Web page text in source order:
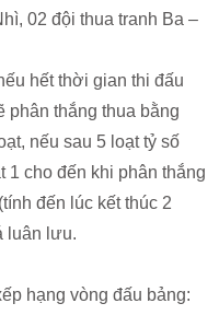
02 đội thua tranh Ba –
hết thời gian thi đấu
phân thắng thua bằng
nếu sau 5 loạt tỷ số
1 cho đến khi phân thắng
đến lúc kết thúc 2
luân lưu.
hạng vòng đấu bảng: